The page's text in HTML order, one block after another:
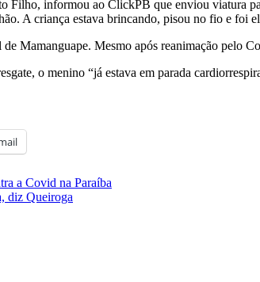
informou ao ClickPB que enviou viatura
A criança estava brincando, pisou no fio e foi
Mamanguape. Mesmo após reanimação pelo
o menino “já estava em parada
a Covid na Paraíba
diz Queiroga